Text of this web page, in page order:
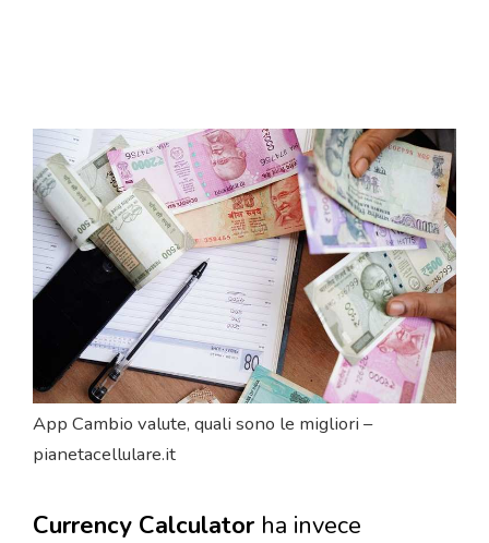
App Cambio valute, quali sono le migliori –
pianetacellulare.it
Currency Calculator ha invece